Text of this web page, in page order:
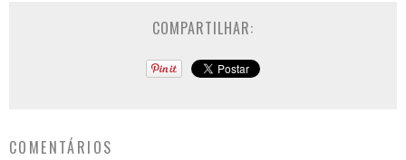
COMPARTILHAR:
COMENTÁRIOS